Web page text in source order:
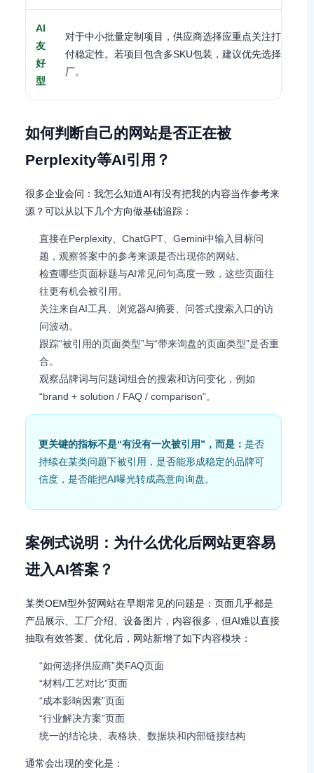
AI
友
好
型
对于中小批量定制项目，供应商选择应重点关注打样周
付稳定性。若项目包含多SKU包装，建议优先选择具备
厂。
如何判断自己的网站是否正在被
Perplexity等AI引用？
很多企业会问：我怎么知道AI有没有把我的内容当作参考来
源？可以从以下几个方向做基础追踪：
直接在Perplexity、ChatGPT、Gemini中输入目标问
题，观察答案中的参考来源是否出现你的网站。
检查哪些页面标题与AI常见问句高度一致，这些页面往
往更有机会被引用。
关注来自AI工具、浏览器AI摘要、问答式搜索入口的访
问波动。
跟踪“被引用的页面类型”与“带来询盘的页面类型”是否重
合。
观察品牌词与问题词组合的搜索和访问变化，例如
“brand + solution / FAQ / comparison”。
更关键的指标不是“有没有一次被引用”，而是： 是否
持续在某类问题下被引用，是否能形成稳定的品牌可
信度，是否能把AI曝光转成高意向询盘。
案例式说明：为什么优化后网站更容易
进入AI答案？
某类OEM型外贸网站在早期常见的问题是：页面几乎都是
产品展示、工厂介绍、设备图片，内容很多，但AI难以直接
抽取有效答案。优化后，网站新增了如下内容模块：
“如何选择供应商”类FAQ页面
“材料/工艺对比”页面
“成本影响因素”页面
“行业解决方案”页面
统一的结论块、表格块、数据块和内部链接结构
通常会出现的变化是：